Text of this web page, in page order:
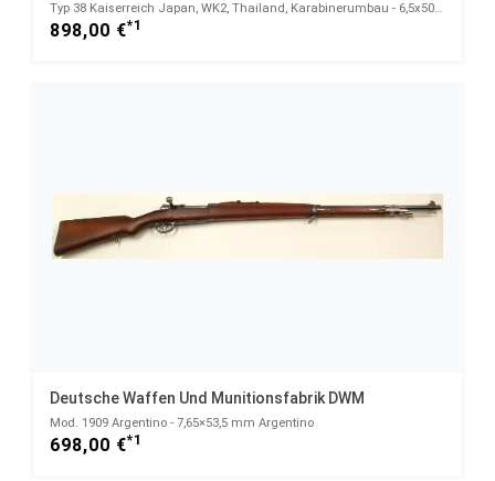
Typ 38 Kaiserreich Japan, WK2, Thailand, Karabinerumbau - 6,5x50Arisaka
898,00 €*1
Deutsche Waffen Und Munitionsfabrik DWM
Mod. 1909 Argentino - 7,65×53,5 mm Argentino
698,00 €*1